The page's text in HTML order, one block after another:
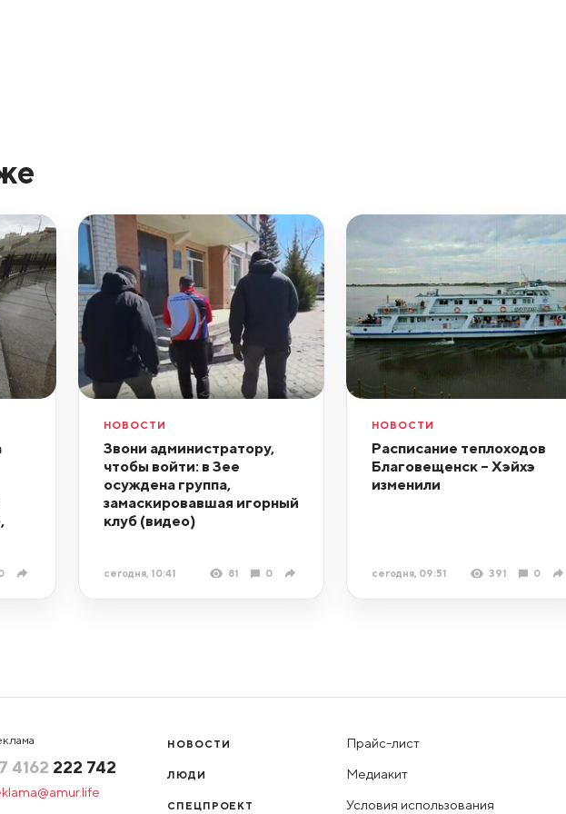
НОВОСТИ
Звони администратору,
чтобы войти: в Зее
осуждена группа,
замаскировавшая игорный
клуб (видео)
сегодня, 10:41 81 0
НОВОСТИ
Расписание теплоходов
Благовещенск – Хэйхэ
изменили
сегодня, 09:51 391 0
4162 222 742
НОВОСТИ
ЛЮДИ
СПЕЦПРОЕКТ
Прайс-лист
Медиакит
Условия использования